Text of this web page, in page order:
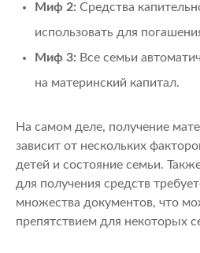
Миф 2: Средства
использовать для
Миф 3: Все семьи
на материнский капитал.
На самом деле, получение
зависит от нескольких
детей и состояние семьи.
для получения средств
множества документов, что
препятствием для некоторых